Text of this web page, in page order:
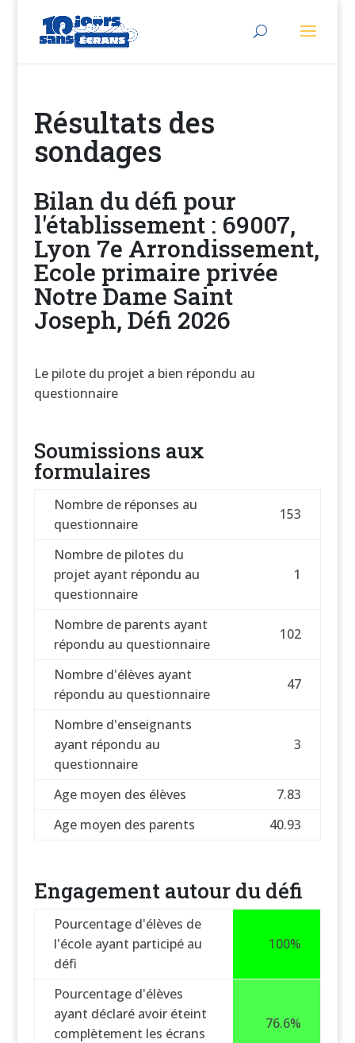
Résultats des
sondages
Bilan du défi pour
l'établissement : 69007,
Lyon 7e Arrondissement,
Ecole primaire privée
Notre Dame Saint
Joseph, Défi 2026
Le pilote du projet a bien répondu au
questionnaire
Soumissions aux
formulaires
Nombre de réponses au
questionnaire
153
Nombre de pilotes du
projet ayant répondu au
questionnaire
1
Nombre de parents ayant
répondu au questionnaire
102
Nombre d'élèves ayant
répondu au questionnaire
47
Nombre d'enseignants
ayant répondu au
questionnaire
3
Age moyen des élèves
7.83
Age moyen des parents
40.93
Engagement autour du défi
Pourcentage d'élèves de
l'école ayant participé au
défi
100%
Pourcentage d'élèves
ayant déclaré avoir éteint
complètement les écrans
76.6%